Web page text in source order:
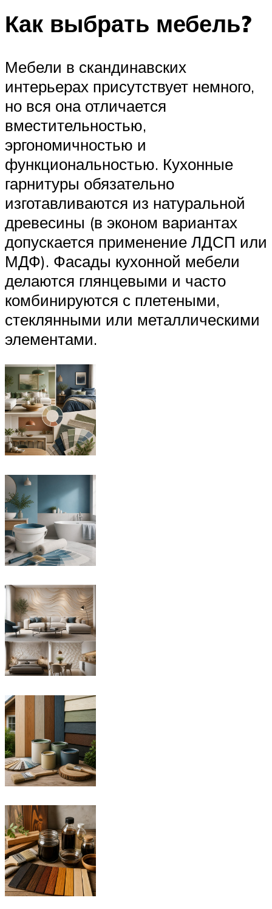
Как выбрать мебель?
Мебели в скандинавских
интерьерах присутствует немного,
но вся она отличается
вместительностью,
эргономичностью и
функциональностью. Кухонные
гарнитуры обязательно
изготавливаются из натуральной
древесины (в эконом вариантах
допускается применение ЛДСП или
МДФ). Фасады кухонной мебели
делаются глянцевыми и часто
комбинируются с плетеными,
стеклянными или металлическими
элементами.